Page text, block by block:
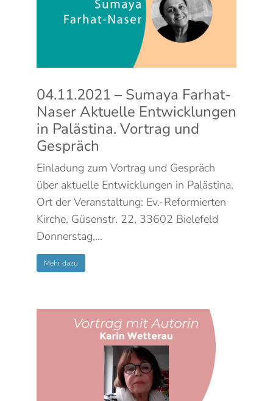
04.11.2021 – Sumaya Farhat-
Naser Aktuelle Entwicklungen
in Palästina. Vortrag und
Gespräch
Einladung zum Vortrag und Gespräch
über aktuelle Entwicklungen in Palästina.
Ort der Veranstaltung: Ev.-Reformierten
Kirche, Güsenstr. 22, 33602 Bielefeld
Donnerstag,…
Mehr dazu